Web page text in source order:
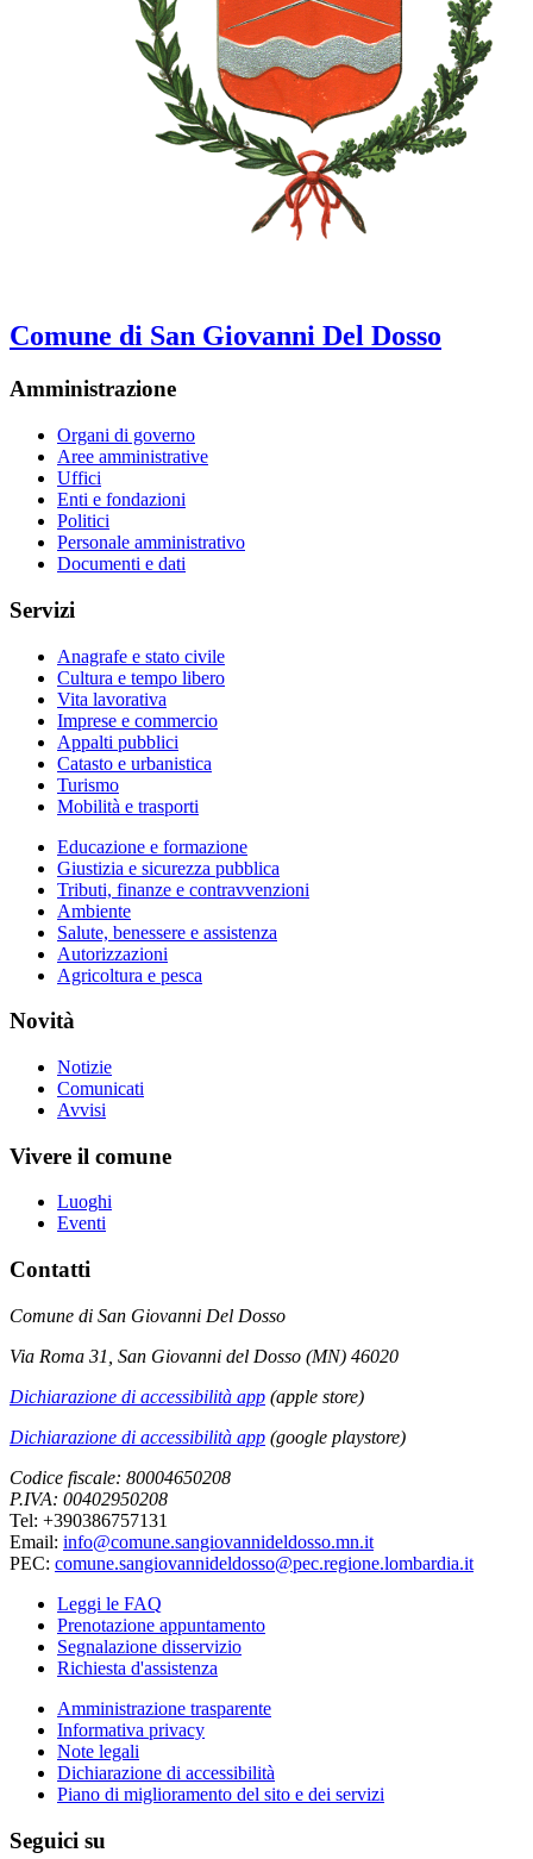
Comune di San Giovanni Del Dosso
Amministrazione
Organi di governo
Aree amministrative
Uffici
Enti e fondazioni
Politici
Personale amministrativo
Documenti e dati
Servizi
Anagrafe e stato civile
Cultura e tempo libero
Vita lavorativa
Imprese e commercio
Appalti pubblici
Catasto e urbanistica
Turismo
Mobilità e trasporti
Educazione e formazione
Giustizia e sicurezza pubblica
Tributi, finanze e contravvenzioni
Ambiente
Salute, benessere e assistenza
Autorizzazioni
Agricoltura e pesca
Novità
Notizie
Comunicati
Avvisi
Vivere il comune
Luoghi
Eventi
Contatti
Comune di San Giovanni Del Dosso
Via Roma 31, San Giovanni del Dosso (MN) 46020
Dichiarazione di accessibilità app (apple store)
Dichiarazione di accessibilità app (google playstore)
Codice fiscale: 80004650208
P.IVA: 00402950208
Tel: +390386757131
Email: info@comune.sangiovannideldosso.mn.it
PEC: comune.sangiovannideldosso@pec.regione.lombardia.it
Leggi le FAQ
Prenotazione appuntamento
Segnalazione disservizio
Richiesta d'assistenza
Amministrazione trasparente
Informativa privacy
Note legali
Dichiarazione di accessibilità
Piano di miglioramento del sito e dei servizi
Seguici su